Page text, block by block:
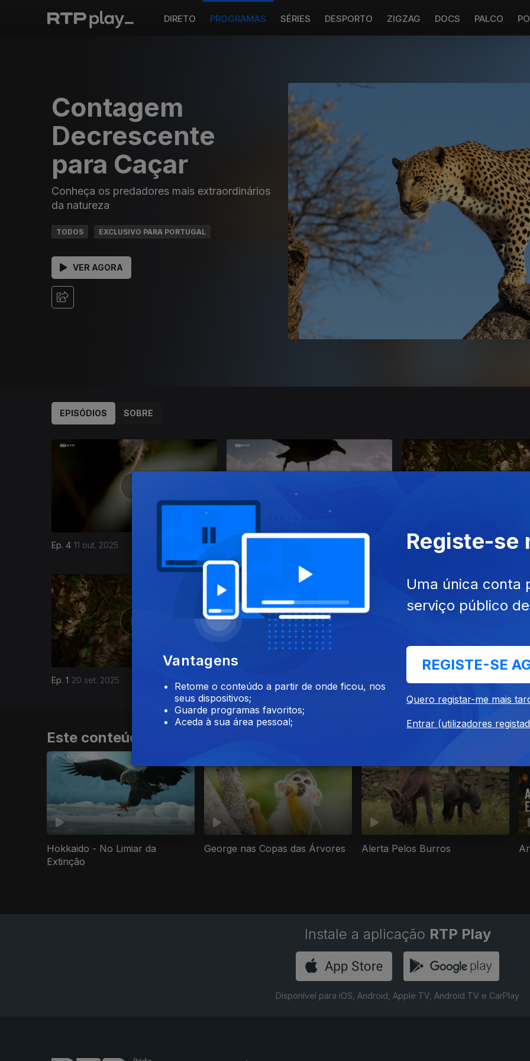
DIRETO PROGRAMAS SÉRIES DESPORTO ZIGZAG DOCS PALCO
Contagem
Decrescente
para Caçar
Conheça os predadores mais extraordinários
da natureza
TODOS EXCLUSIVO PARA PORTUGAL
VER AGORA
EPISÓDIOS SOBRE
Ep. 4 11 out. 2025 Ep. 1 28 set. 2025
Ep. 1 20 set. 2025
876780
Este conteúdo faz parte de Documentários de Ciência e Natureza
Hokkaido - No Limiar da
Extinção
George nas Copas das Árvores Alerta Pelos Burros
Instale a aplicação RTP Play
Disponível para iOS, Android, Apple TV, Android TV e CarPlay
Vantagens
Retome o conteúdo a partir de onde ficou, nos
seus dispositivos;
Guarde programas favoritos;
Aceda à sua área pessoal;
Registe-se
Uma única conta
serviço público
REGISTE-SE
Quero registar-me mais
Entrar (utilizadores